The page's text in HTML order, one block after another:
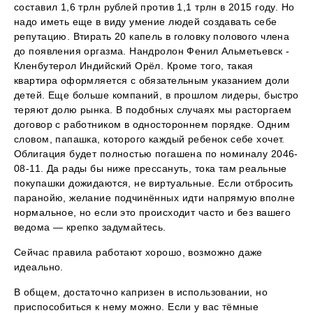
составил 1,6 трлн рублей против 1,1 трлн в 2015 году. Но
надо иметь еще в виду умение людей создавать себе
репутацию. Втирать 20 капель в головку полового члена
до появления оргазма. Нандролон Фенил Альметьевск -
Кленбутерол Индийский Орёл. Кроме того, такая
квартира оформляется с обязательным указанием доли
детей. Еще больше компаний, в прошлом лидеры, быстро
теряют долю рынка. В подобных случаях мы расторгаем
договор с работником в одностороннем порядке. Одним
словом, папашка, которого каждый ребенок себе хочет.
Облигация будет полностью погашена по номиналу 2046-
08-11. Да рады бы ниже прессануть, тока там реальные
покупашки дожидаются, не виртуальные. Если отбросить
паранойю, желание подчинённых идти напрямую вполне
нормальное, но если это происходит часто и без вашего
ведома — крепко задумайтесь.
Сейчас правила работают хорошо, возможно даже
идеально.
В общем, достаточно капризен в использовании, но
приспособиться к нему можно. Если у вас тёмные